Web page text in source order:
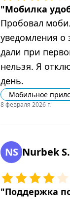
" Мобилка
Пробовал
уведомления о
дали при
нельзя. Я
день.
Мобильное
8 февраля 2026 г.
NS Nurbek S.
" Поддержка